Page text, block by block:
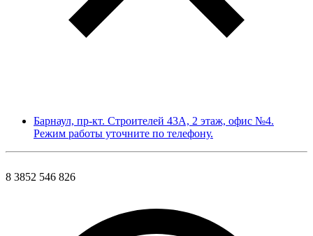
Барнаул, пр-кт. Строителей 43А, 2 этаж, офис №4.
Режим работы уточните по телефону.
8 3852 546 826